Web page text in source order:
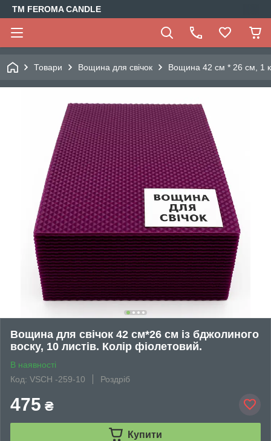
TM FEROMA CANDLE
Товари Вощина для свічок Вощина 42 см * 26 см, 1
Вощина для свічок 42 см*26 см із бджолиного
воску, 10 листів. Колір фіолетовий.
В наявності
Код: VSCH -259-10
Роздріб
475 ₴
Купити